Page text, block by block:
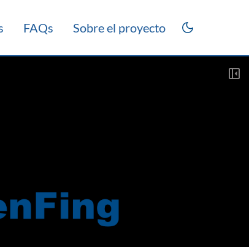
FAQs Sobre el proyecto